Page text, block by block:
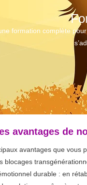
formation complète
avantages de
avantages que vous
blocages
durable : en